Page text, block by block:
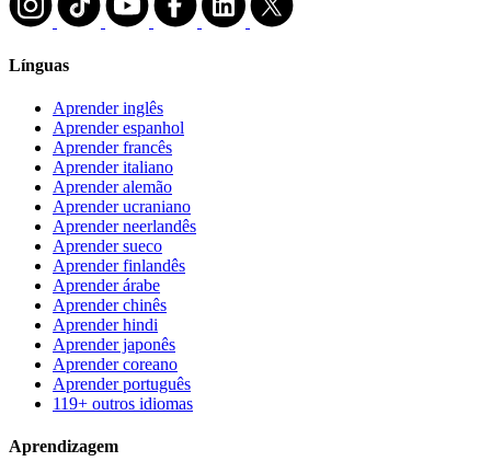
Línguas
Aprender inglês
Aprender espanhol
Aprender francês
Aprender italiano
Aprender alemão
Aprender ucraniano
Aprender neerlandês
Aprender sueco
Aprender finlandês
Aprender árabe
Aprender chinês
Aprender hindi
Aprender japonês
Aprender coreano
Aprender português
119+ outros idiomas
Aprendizagem